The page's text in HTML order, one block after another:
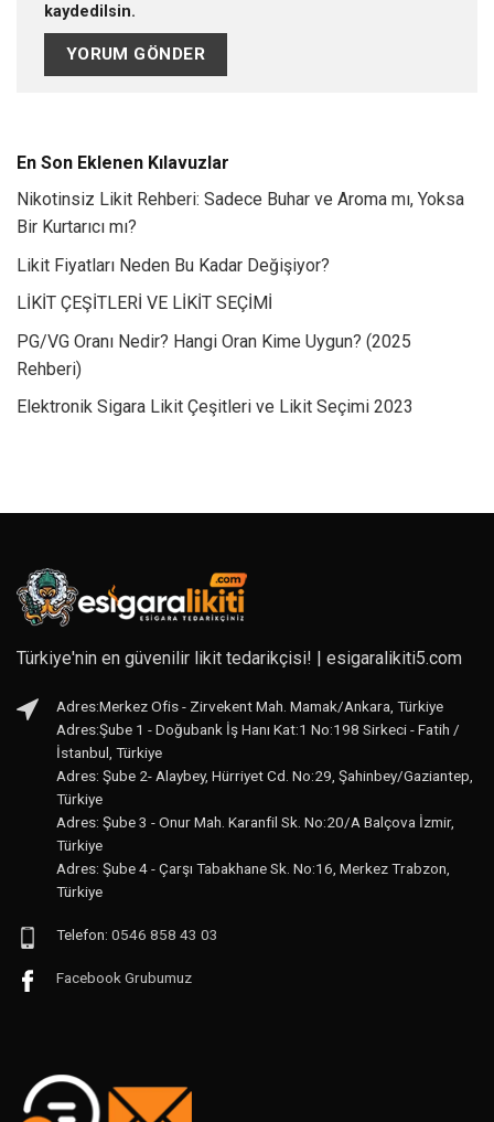
kaydedilsin.
En Son Eklenen Kılavuzlar
Nikotinsiz Likit Rehberi: Sadece Buhar ve Aroma mı, Yoksa
Bir Kurtarıcı mı?
Likit Fiyatları Neden Bu Kadar Değişiyor?
LİKİT ÇEŞİTLERİ VE LİKİT SEÇİMİ
PG/VG Oranı Nedir? Hangi Oran Kime Uygun? (2025
Rehberi)
Elektronik Sigara Likit Çeşitleri ve Likit Seçimi 2023
Türkiye'nin en güvenilir likit tedarikçisi! | esigaralikiti5.com
Adres:Merkez Ofis - Zirvekent Mah. Mamak/Ankara, Türkiye
Adres:Şube 1 - Doğubank İş Hanı Kat:1 No:198 Sirkeci - Fatih /
İstanbul, Türkiye
Adres: Şube 2- Alaybey, Hürriyet Cd. No:29, Şahinbey/Gaziantep,
Türkiye
Adres: Şube 3 - Onur Mah. Karanfil Sk. No:20/A Balçova İzmir,
Türkiye
Adres: Şube 4 - Çarşı Tabakhane Sk. No:16, Merkez Trabzon,
Türkiye
Telefon: 0546 858 43 03
Facebook Grubumuz